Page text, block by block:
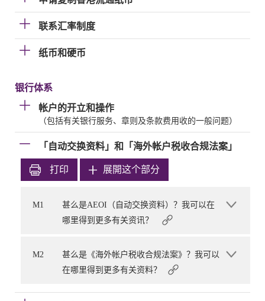
联系汇率制度
纸币和硬币
银行体系
帐户的开立和操作
（包括有关银行服务、章则及条款费用收的一般问题）
「自动交换资料」和「海外帐户税收合规法案」
打印 展開这个部分
M1
甚么是AEOI（自动交换资料）？我可以在
哪里得到更多有关资讯？
M2
甚么是《海外帐户税收合规法案》？我可以
在哪里得到更多有关资料？